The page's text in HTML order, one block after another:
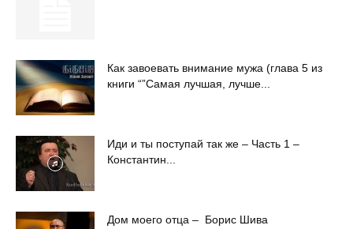
Как завоевать внимание мужа (глава 5 из
книги “”Самая лучшая, лучше...
Иди и ты поступай так же – Часть 1 –
Константин...
Дом моего отца – Борис Шива